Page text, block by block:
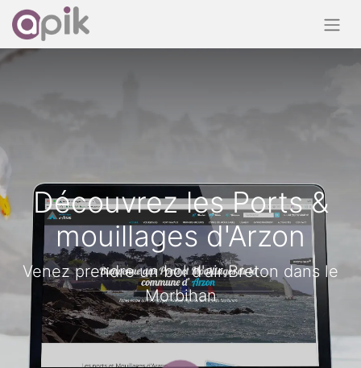
Découvrez les Ports &
mouillages d'Arzon
Venez prendre un bol d'air Breton dans le
Morbihan